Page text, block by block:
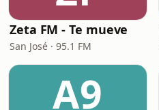
Zeta FM - Te mueve
San José · 95.1 FM
A9